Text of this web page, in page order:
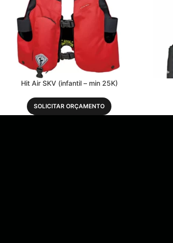
Hit Air SKV (infantil – min 25K)
SOLICITAR ORÇAMENTO